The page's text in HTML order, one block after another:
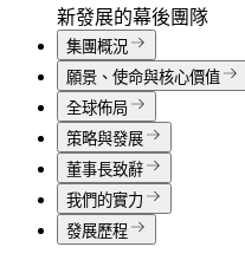
新發展的幕後團隊
集團概況
願景、使命與核心價值
全球佈局
策略與發展
董事長致辭
我們的實力
發展歷程